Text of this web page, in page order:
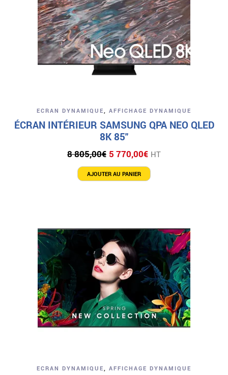
ECRAN DYNAMIQUE AFFICHAGE DYNAMIQUE
ÉCRAN INTÉRIEUR SAMSUNG QPA NEO QLED
8K 85″
8 805,00€ Le
prix
initial
5 770,00€Le
prix
actuel
HT
AJOUTER AU PANIER
ECRAN DYNAMIQUE AFFICHAGE DYNAMIQUE